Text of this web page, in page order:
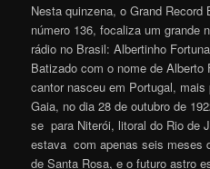
Nesta quinzena, o Grand
número 136, focaliza um grande
rádio no Brasil: Albertinho
Batizado com o nome de
cantor nasceu em Portugal,
Gaia, no dia 28 de outubro de
se para Niterói, litoral do Rio de
estava com apenas seis meses
de Santa Rosa, e o futuro astro